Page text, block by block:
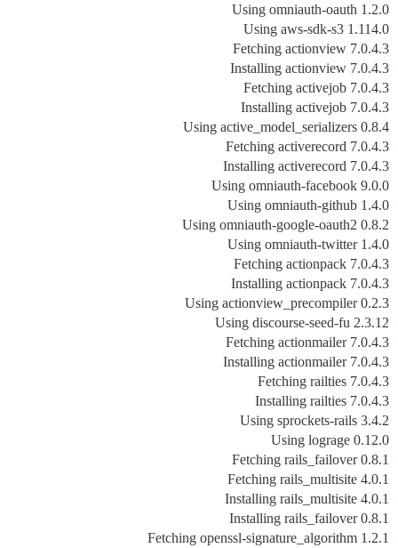
Using omniauth-oauth 1.2.0
Using aws-sdk-s3 1.114.0
Fetching actionview 7.0.4.3
Installing actionview 7.0.4.3
Fetching activejob 7.0.4.3
Installing activejob 7.0.4.3
Using active_model_serializers 0.8.4
Fetching activerecord 7.0.4.3
Installing activerecord 7.0.4.3
Using omniauth-facebook 9.0.0
Using omniauth-github 1.4.0
Using omniauth-google-oauth2 0.8.2
Using omniauth-twitter 1.4.0
Fetching actionpack 7.0.4.3
Installing actionpack 7.0.4.3
Using actionview_precompiler 0.2.3
Using discourse-seed-fu 2.3.12
Fetching actionmailer 7.0.4.3
Installing actionmailer 7.0.4.3
Fetching railties 7.0.4.3
Installing railties 7.0.4.3
Using sprockets-rails 3.4.2
Using lograge 0.12.0
Fetching rails_failover 0.8.1
Fetching rails_multisite 4.0.1
Installing rails_multisite 4.0.1
Installing rails_failover 0.8.1
Fetching openssl-signature_algorithm 1.2.1